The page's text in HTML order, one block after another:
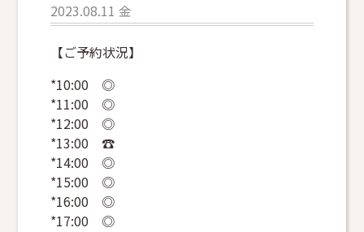
2023.08.11 金
【ご予約状況】
*10:00 ◎
*11:00 ◎
*12:00 ◎
*13:00 ☎
*14:00 ◎
*15:00 ◎
*16:00 ◎
*17:00 ◎